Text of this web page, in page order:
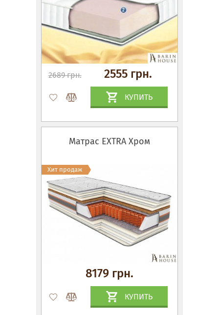
2689 грн. 2555 грн.
КУПИТЬ
Матрас EXTRA Хром
8179 грн.
КУПИТЬ
Хит продаж